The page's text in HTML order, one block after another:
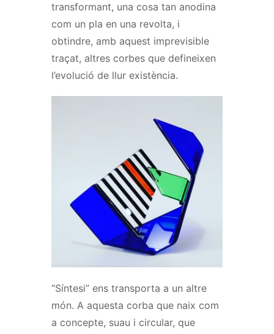
transformant, una cosa tan anodina
com un pla en una revolta, i
obtindre, amb aquest imprevisible
traçat, altres corbes que defineixen
l’evolució de llur existència.
“Síntesi” ens transporta a un altre
món. A aquesta corba que naix com
a concepte, suau i circular, que